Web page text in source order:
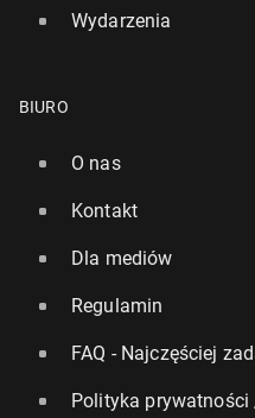
Wydarzenia
BIURO
O nas
Kontakt
Dla mediów
Regulamin
FAQ - Najczęściej
Polityka prywatności